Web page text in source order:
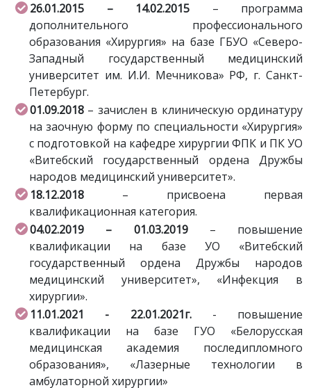
26.01.2015 – 14.02.2015 – программа
дополнительного профессионального
образования «Хирургия» на базе ГБУО «Северо-
Западный государственный медицинский
университет им. И.И. Мечникова» РФ, г. Санкт-
Петербург.
01.09.2018 – зачислен в клиническую ординатуру
на заочную форму по специальности «Хирургия»
с подготовкой на кафедре хирургии ФПК и ПК УО
«Витебский государственный ордена Дружбы
народов медицинский университет».
18.12.2018 – присвоена первая
квалификационная категория.
04.02.2019 – 01.03.2019 – повышение
квалификации на базе УО «Витебский
государственный ордена Дружбы народов
медицинский университет», «Инфекция в
хирургии».
11.01.2021 - 22.01.2021г.- повышение
квалификации на базе ГУО «Белорусская
медицинская академия последипломного
образования», «Лазерные технологии в
амбулаторной хирургии»